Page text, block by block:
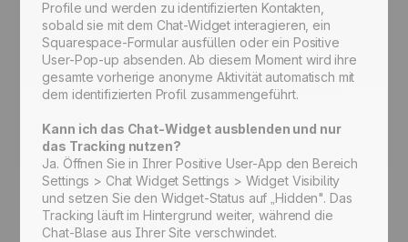
Profile und werden zu identifizierten Kontakten,
sobald sie mit dem Chat-Widget interagieren, ein
Squarespace-Formular ausfüllen oder ein Positive
User-Pop-up absenden. Ab diesem Moment wird ihre
gesamte vorherige anonyme Aktivität automatisch mit
dem identifizierten Profil zusammengeführt.
Kann ich das Chat-Widget ausblenden und nur
das Tracking nutzen?
Ja. Öffnen Sie in Ihrer Positive User-App den Bereich
Settings > Chat Widget Settings > Widget Visibility
und setzen Sie den Widget-Status auf „Hidden". Das
Tracking läuft im Hintergrund weiter, während die
Chat-Blase aus Ihrer Site verschwindet.